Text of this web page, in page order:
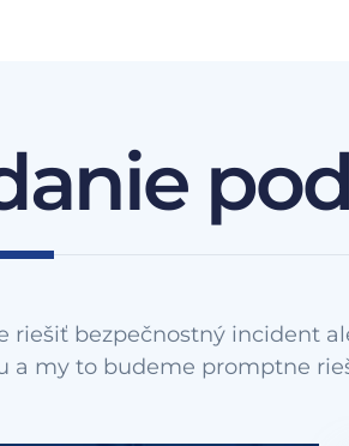
riešiť bezpečnostný incident